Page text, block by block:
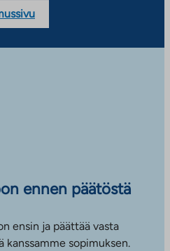
ennen päätöstä
ensin ja päättää vasta
kanssamme sopimuksen.